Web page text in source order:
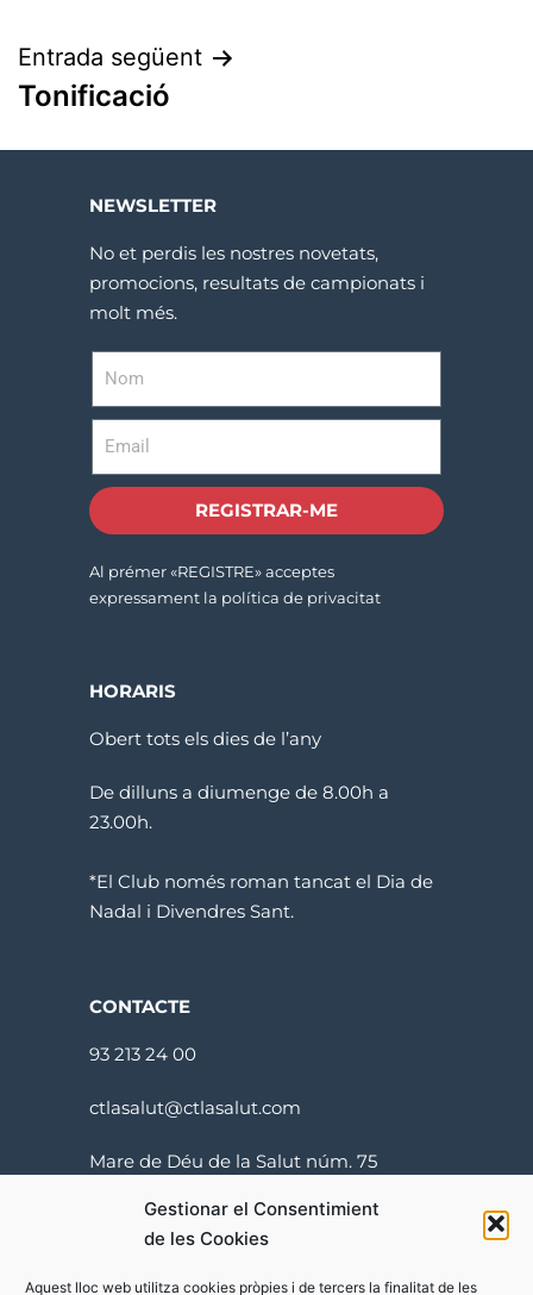
Gestionar el Consentimient
de les Cookies
Aquest lloc web utilitza cookies pròpies i de tercers la finalitat de les
Entrada següent
Tonificació
NEWSLETTER
No et perdis les nostres novetats,
promocions, resultats de campionats i
molt més.
REGISTRAR-ME
Al prémer «REGISTRE» acceptes
expressament la política de privacitat
HORARIS
Obert tots els dies de l’any
De dilluns a diumenge de 8.00h a
23.00h.
*El Club només roman tancat el Dia de
Nadal i Divendres Sant.
CONTACTE
93 213 24 00
ctlasalut@ctlasalut.com
Mare de Déu de la Salut núm. 75